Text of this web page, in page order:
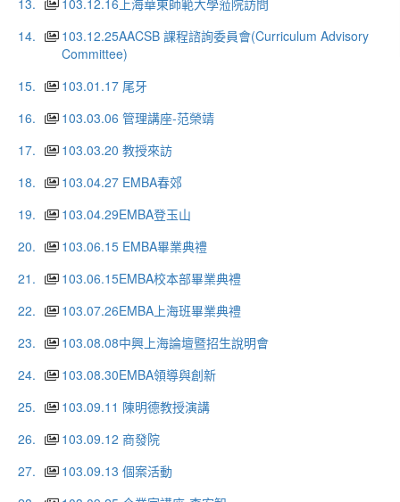
13.
103.12.16上海華東師範大學蒞院訪問
14.
103.12.25AACSB 課程諮詢委員會(Curriculum Advisory
Committee)
15.
103.01.17 尾牙
16.
103.03.06 管理講座-范榮靖
17.
103.03.20 教授來訪
18.
103.04.27 EMBA春郊
19.
103.04.29EMBA登玉山
20.
103.06.15 EMBA畢業典禮
21.
103.06.15EMBA校本部畢業典禮
22.
103.07.26EMBA上海班畢業典禮
23.
103.08.08中興上海論壇暨招生說明會
24.
103.08.30EMBA領導與創新
25.
103.09.11 陳明德教授演講
26.
103.09.12 商發院
27.
103.09.13 個案活動